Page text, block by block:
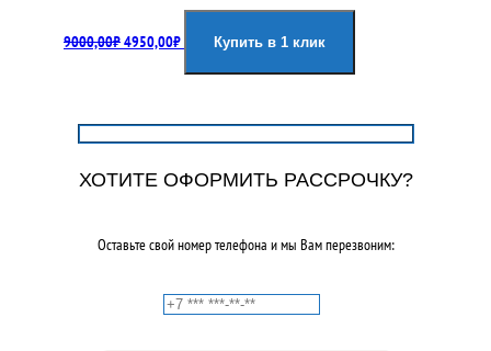
9000,00₽цена
4950,00₽цена:
Купить в 1 клик
ХОТИТЕ ОФОРМИТЬ РАССРОЧКУ?
Оставьте свой номер телефона и мы Вам перезвоним: